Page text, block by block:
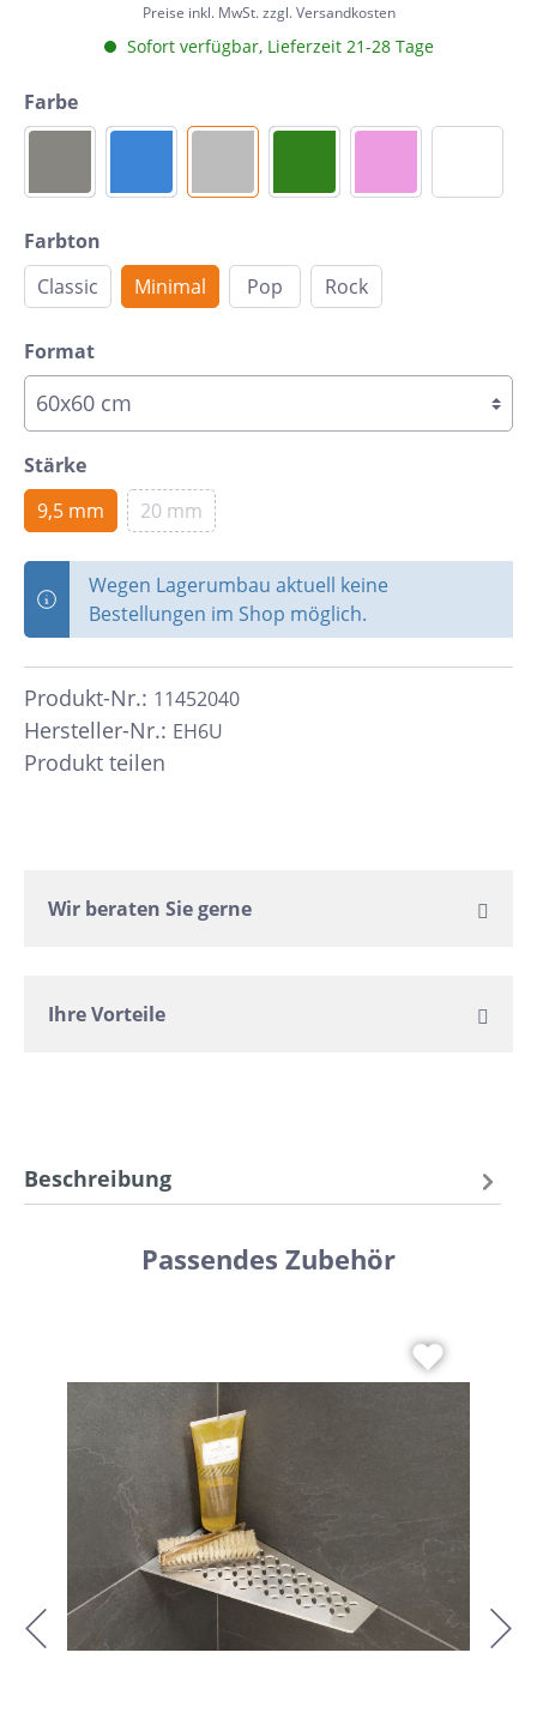
Preise inkl. MwSt. zzgl. Versandkosten
Sofort verfügbar, Lieferzeit 21-28 Tage
Farbe
Farbton
Classic
Minimal Pop Rock
Format
Stärke
9,5 mm
20 mm
Wegen Lagerumbau aktuell keine
Bestellungen im Shop möglich.
Hersteller-Nr.: EH6U
Produkt-Nr.: 11452040
Produkt teilen
Wir beraten Sie gerne
Ihre Vorteile
Beschreibung
Passendes Zubehör